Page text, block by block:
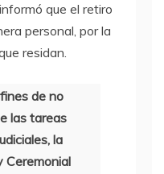
que el retiro
personal, por la
residan.
de no
las tareas
la
Ceremonial